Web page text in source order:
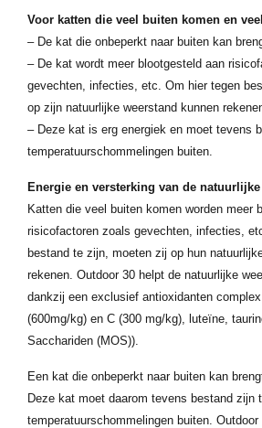
Voor katten die veel buiten komen en
– De kat die onbeperkt naar buiten kan
– De kat wordt meer blootgesteld aan
gevechten, infecties, etc. Om hier tegen
op zijn natuurlijke weerstand kunnen
– Deze kat is erg energiek en moet tevens
temperatuurschommelingen buiten.
Energie en versterking van de natuurlijke
Katten die veel buiten komen worden meer
risicofactoren zoals gevechten, infecties,
bestand te zijn, moeten zij op hun
rekenen. Outdoor 30 helpt de natuurlijke
dankzij een exclusief antioxidanten
(600mg/kg) en C (300 mg/kg), luteïne,
Sacchariden (MOS)).
Een kat die onbeperkt naar buiten kan
Deze kat moet daarom tevens bestand zijn
temperatuurschommelingen buiten.